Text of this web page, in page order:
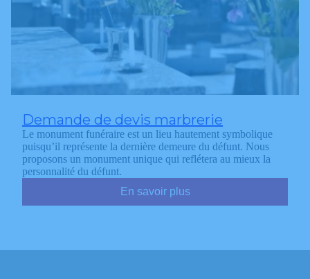
Demande de devis marbrerie
Le monument funéraire est un lieu hautement symbolique
puisqu’il représente la dernière demeure du défunt. Nous
proposons un monument unique qui reflétera au mieux la
personnalité du défunt.
En savoir plus